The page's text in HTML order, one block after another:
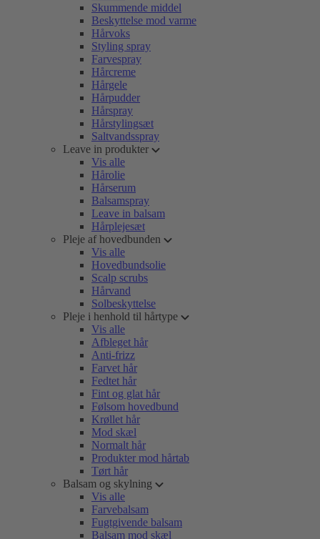
Skummende middel
Beskyttelse mod varme
Hårvoks
Styling spray
Farvespray
Hårcreme
Hårgele
Hårpudder
Hårspray
Hårstylingsæt
Saltvandsspray
Leave in produkter
Vis alle
Hårolie
Hårserum
Balsamspray
Leave in balsam
Hårplejesæt
Pleje af hovedbunden
Vis alle
Hovedbundsolie
Scalp scrubs
Hårvand
Solbeskyttelse
Pleje i henhold til hårtype
Vis alle
Afbleget hår
Anti-frizz
Farvet hår
Fedtet hår
Fint og glat hår
Følsom hovedbund
Krøllet hår
Mod skæl
Normalt hår
Produkter mod hårtab
Tørt hår
Balsam og skylning
Vis alle
Farvebalsam
Fugtgivende balsam
Balsam mod skæl